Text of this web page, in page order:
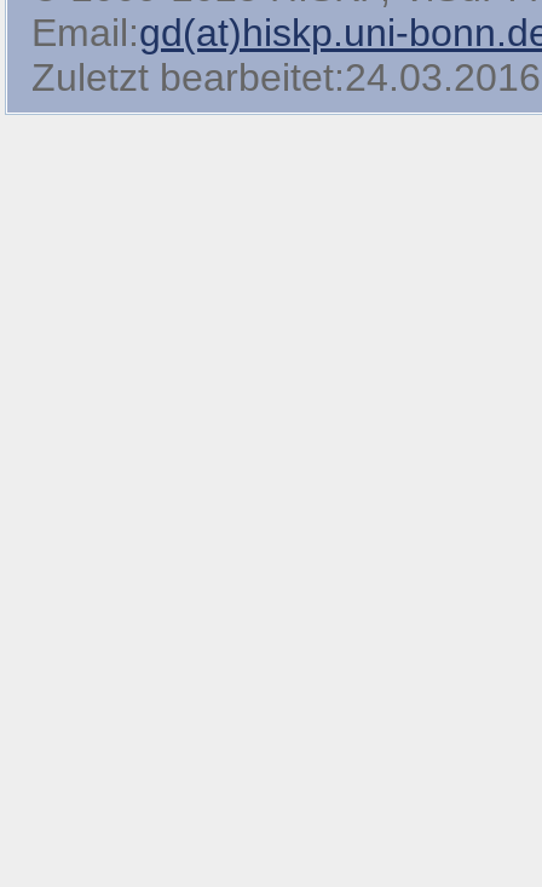
Email:gd(at)hiskp.uni-
Zuletzt